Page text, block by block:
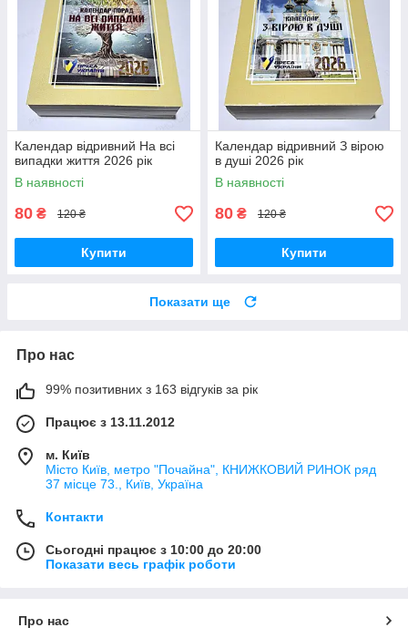
Календар відривний На всі
випадки життя 2026 рік
В наявності
80 ₴ 120 ₴
Купити
Календар відривний З вірою
в душі 2026 рік
В наявності
80 ₴ 120 ₴
Купити
Показати ще
Про нас
99% позитивних з 163 відгуків за рік
Працює з 13.11.2012
м. Київ
Місто Київ, метро "Почайна", КНИЖКОВИЙ РИНОК ряд
37 місце 73., Київ, Україна
Контакти
Сьогодні працює з 10:00 до 20:00
Показати весь графік роботи
Про нас